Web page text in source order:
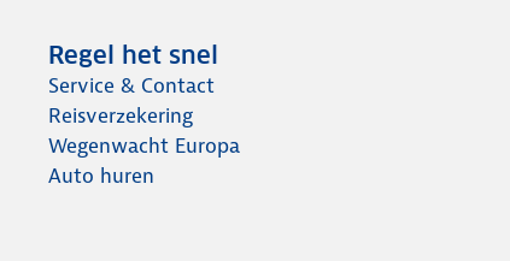
Regel het snel
Service & Contact
Reisverzekering
Wegenwacht Europa
Auto huren